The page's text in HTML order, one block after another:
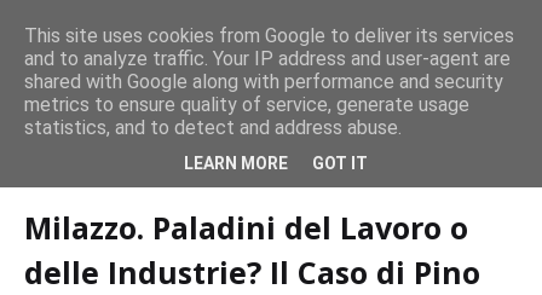
Milazzo 28ª Sagra del Pesce a Vaccarella: il programma
EVENTI
raffineria-milazzo
Milazzo. Paladini del Lavoro o delle
Milazzo. Paladini del Lavoro o
delle Industrie? Il Caso di Pino
This site uses cookies from Google to deliver its services
and to analyze traffic. Your IP address and user-agent are
shared with Google along with performance and security
metrics to ensure quality of service, generate usage
statistics, and to detect and address abuse.
LEARN MORE GOT IT